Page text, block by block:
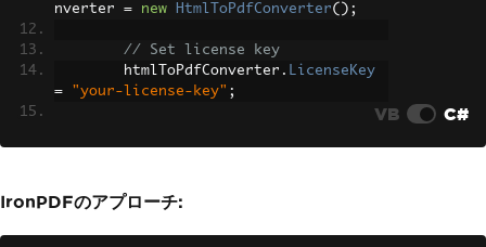
nverter = new HtmlToPdfConverter();
// Set license key
        htmlToPdfConverter
. LicenseKey
=
"your-license-key" ;
        htmlToPdfConverter
tions
HeaderHeight
VB C#
IronPDFのアプローチ: